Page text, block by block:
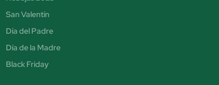
San Valentín
Día del Padre
Día de la Madre
Black Friday